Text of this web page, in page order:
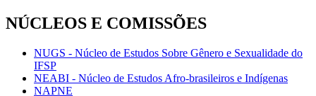
NÚCLEOS E COMISSÕES
NUGS - Núcleo de Estudos Sobre Gênero e Sexualidade do
IFSP
NEABI - Núcleo de Estudos Afro-brasileiros e Indígenas
NAPNE